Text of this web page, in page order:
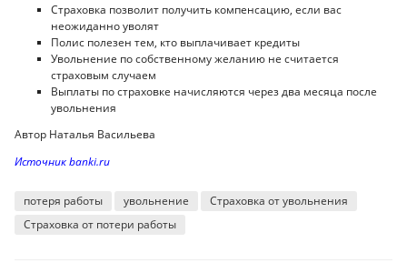
Страховка позволит получить компенсацию, если вас
неожиданно уволят
Полис полезен тем, кто выплачивает кредиты
Увольнение по собственному желанию не считается
страховым случаем
Выплаты по страховке начисляются через два месяца после
увольнения
Автор Наталья Васильева
Источник banki.ru
потеря работы увольнение
Страховка от увольнения
Страховка от потери работы